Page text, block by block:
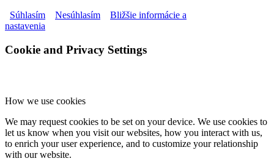
Súhlasím
Nesúhlasím
Bližšie informácie a
nastavenia
Cookie and Privacy Settings
How we use cookies
We may request cookies to be set on your device. We use cookies to
let us know when you visit our websites, how you interact with us,
to enrich your user experience, and to customize your relationship
with our website.